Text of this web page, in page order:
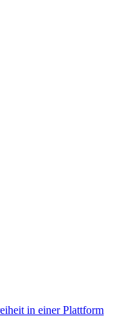
in einer Plattform